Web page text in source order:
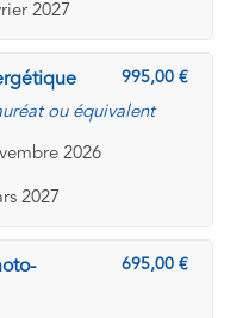
2027
995,00
ou équivalent
2026
2027
695,00